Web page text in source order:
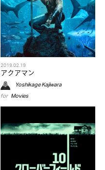
2019.02.19
アクアマン
Yoshikage Kajiwara
for Movies